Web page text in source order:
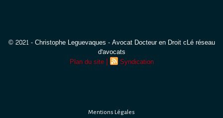
© 2021 - Christophe Leguevaques - Avocat Docteur en Droit cLé réseau
d'avocats
Plan du site | Syndication
Mentions Légales